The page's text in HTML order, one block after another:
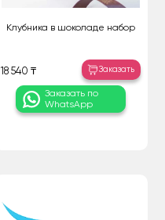
Клубника в шоколаде набор
18 540 ₸ Заказать
Заказать по
WhatsApp